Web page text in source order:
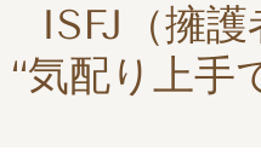
ISFJ（擁
“気配り上手